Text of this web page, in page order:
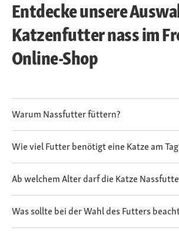
Entdecke unsere
Katzenfutter nass im
Online-Shop
Warum Nassfutter füttern?
Wie viel Futter benötigt eine Katze am
Ab welchem Alter darf die Katze
Was sollte bei der Wahl des Futters